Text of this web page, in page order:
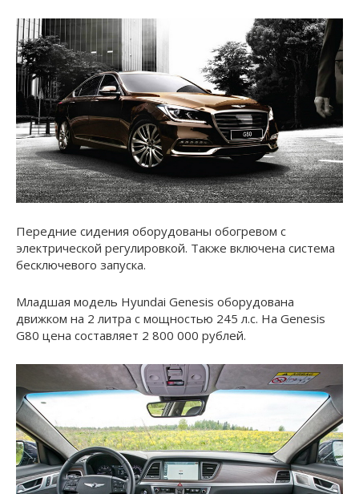
Передние сидения оборудованы обогревом с
электрической регулировкой. Также включена система
бесключевого запуска.
Младшая модель Hyundai Genesis оборудована
движком на 2 литра с мощностью 245 л.с. На Genesis
G80 цена составляет 2 800 000 рублей.